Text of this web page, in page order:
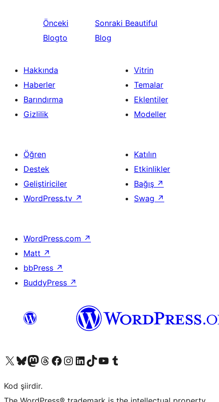
Önceki
Blogto
Sonraki Beautiful
Blog
Hakkında
Haberler
Barındırma
Gizlilik
Vitrin
Temalar
Eklentiler
Modeller
Öğren
Destek
Geliştiriciler
WordPress.tv ↗
Katılın
Etkinlikler
Bağış ↗
Swag ↗
WordPress.com ↗
Matt ↗
bbPress ↗
BuddyPress ↗
X (eski Twitter) hesabımıza bakın
Bluesky hesabımızı ziyaret edinMastodon hesabımızı ziyaret edinThreads hesabımızı ziyaret edinFacebook sayfamızı ziyaret edinInstagram hesabımızı ziyaret edinLinkedIn hesabımızı ziyaret edinTikTok hesabımızı ziyaret edinYouTube kanalımızı ziyaret edinTumblr hesabımızı ziyaret edin
Kod şiirdir.